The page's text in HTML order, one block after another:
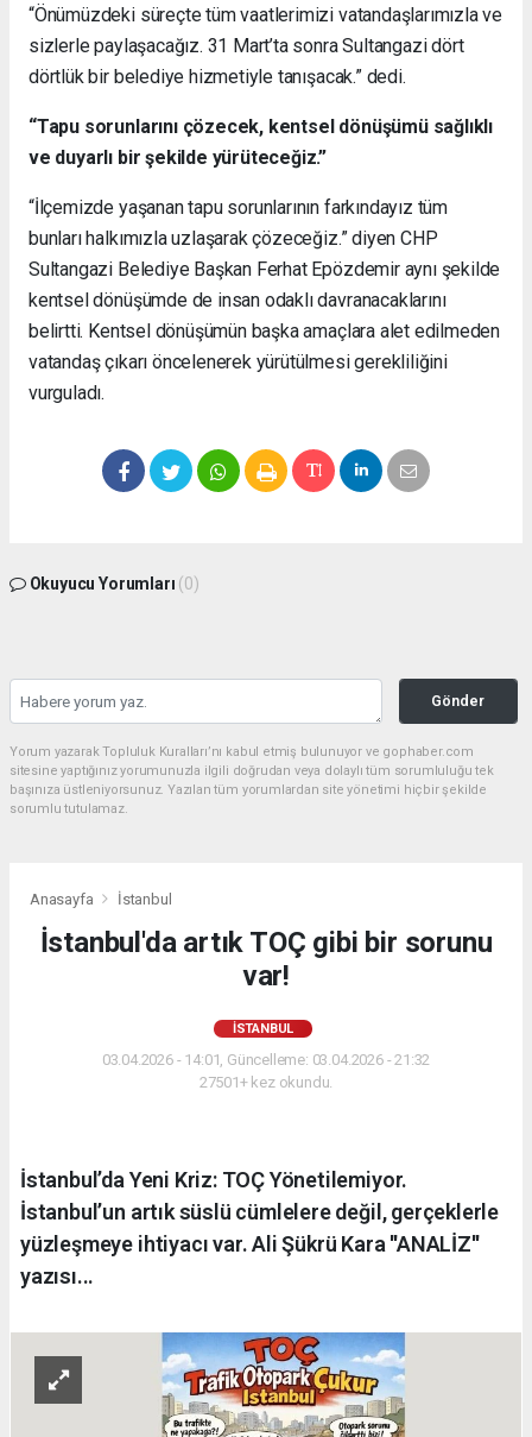
“Önümüzdeki süreçte tüm vaatlerimizi vatandaşlarımızla ve
sizlerle paylaşacağız. 31 Mart’ta sonra Sultangazi dört
dörtlük bir belediye hizmetiyle tanışacak.” dedi.
“Tapu sorunlarını çözecek, kentsel dönüşümü sağlıklı
ve duyarlı bir şekilde yürüteceğiz.”
“İlçemizde yaşanan tapu sorunlarının farkındayız tüm
bunları halkımızla uzlaşarak çözeceğiz.” diyen CHP
Sultangazi Belediye Başkan Ferhat Epözdemir aynı şekilde
kentsel dönüşümde de insan odaklı davranacaklarını
belirtti. Kentsel dönüşümün başka amaçlara alet edilmeden
vatandaş çıkarı öncelenerek yürütülmesi gerekliliğini
vurguladı.
Okuyucu Yorumları (0)
Gönder
Yorum yazarak Topluluk Kuralları’nı kabul etmiş bulunuyor ve gophaber.com
sitesine yaptığınız yorumunuzla ilgili doğrudan veya dolaylı tüm sorumluluğu tek
başınıza üstleniyorsunuz. Yazılan tüm yorumlardan site yönetimi hiçbir şekilde
sorumlu tutulamaz.
Anasayfa İstanbul
İstanbul'da artık TOÇ gibi bir sorunu
var!
İSTANBUL
03.04.2026 - 14:01, Güncelleme: 03.04.2026 - 21:32
27501+ kez okundu.
İstanbul’da Yeni Kriz: TOÇ Yönetilemiyor.
İstanbul’un artık süslü cümlelere değil, gerçeklerle
yüzleşmeye ihtiyacı var. Ali Şükrü Kara ''ANALİZ''
yazısı...